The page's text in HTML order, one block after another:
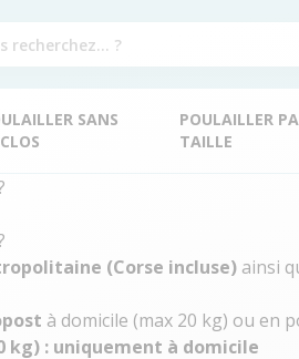
SANS
POULAILLER
TAILLE
(Corse incluse) ainsi
à domicile (max 20 kg) ou en
kg) : uniquement à domicile